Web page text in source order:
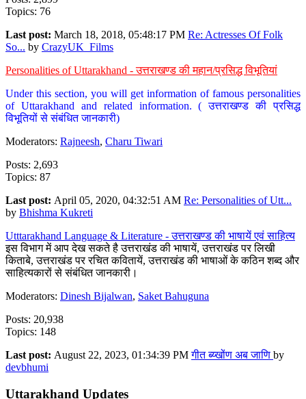
Topics: 76
Last post: March 18, 2018, 05:48:17 PM Re: Actresses Of Folk
So... by CrazyUK_Films
Personalities of Uttarakhand - उत्तराखण्ड की महान/प्रसिद्ध विभूतियां
Under this section, you will get information of famous personalities
of Uttarakhand and related information. ( उत्तराखण्ड की प्रसिद्ध
विभूतियों से संबंधित जानकारी)
Moderators: Rajneesh, Charu Tiwari
Posts: 2,693
Topics: 87
Last post: April 05, 2020, 04:32:51 AM Re: Personalities of Utt...
by Bhishma Kukreti
Utttarakhand Language & Literature - उत्तराखण्ड की भाषायें एवं साहित्य
इस विभाग में आप देख सकते है उत्तराखंड की भाषायें, उत्तराखंड पर लिखी
किताबे, उत्तराखंड पर रचित कवितायें, उत्तराखंड की भाषाओं के कठिन शब्द और
साहित्यकारों से संबंधित जानकारी।
Moderators: Dinesh Bijalwan, Saket Bahuguna
Posts: 20,938
Topics: 148
Last post: August 22, 2023, 01:34:39 PMगीत ब्य्खोंण अब जाणि by
devbhumi
Uttarakhand Updates